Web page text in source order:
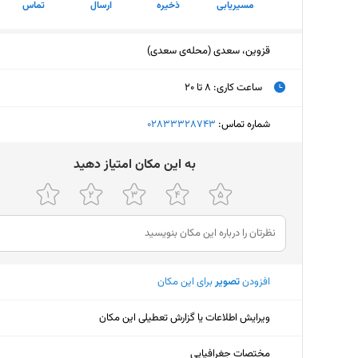
مسیریابی ذخیره ارسال تماس
قزوین، سعدی (محله‌ی سعدی)
ساعت کاری: ۸ تا ۲۰
یکشنبه (امروز)
چهارشنبه
۸ تا ۲۰
پنجشنبه
۸ تا ۲۰
جمعه
شنبه
شماره تماس: ‎02833328743
ﺑﻪ اﯾﻦ ﻣﮑﺎن اﻣﺘﯿﺎز دﻫﯿﺪ
افزودنتصویربرای این مکان
ویرایش اطلاعات یا گزارش تعطیلی این مکان
مختصات جغرافیایی